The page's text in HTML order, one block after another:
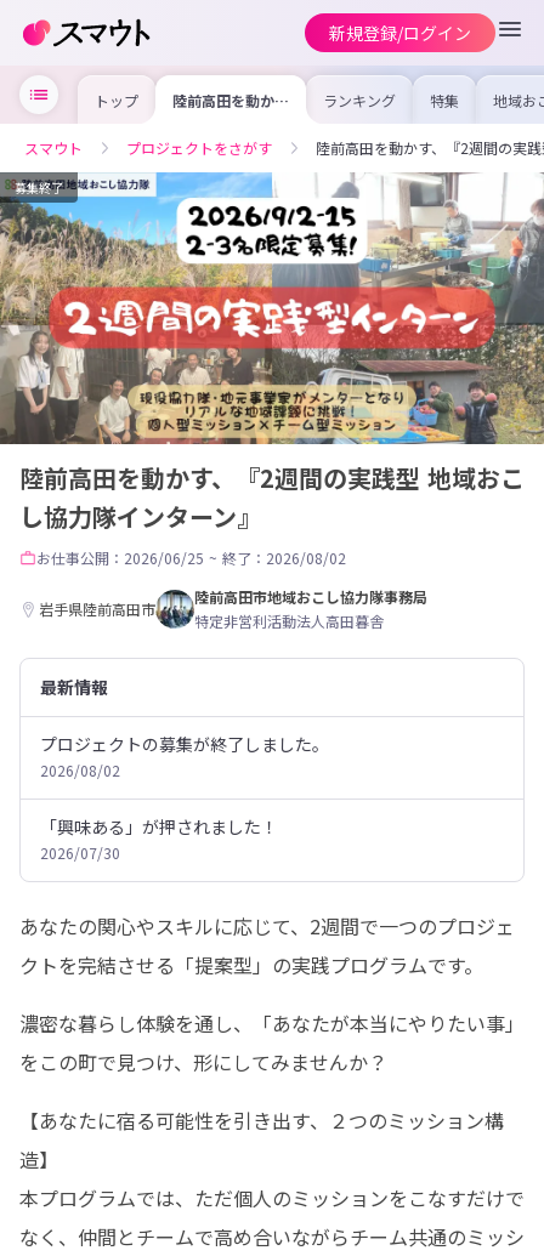
新規登録/ログイン
トップ 陸前高田を動か
す、『2週間の実
協力隊インター
ン』
ランキング 特集 地域お
の求
を集め
事内容
を比較
合っ
けよう
スマウト プロジェクトをさがす 陸前高田を動かす、『2週間の実
募集終了
陸前高田を動かす、『2週間の実践型 地域おこ
し協力隊インターン』
お仕事公開：2026/06/25 ~ 終了：2026/08/02
岩手県陸前高田市
陸前高田市地域おこし協力隊事務局
特定非営利活動法人高田暮舎
最新情報
プロジェクトの募集が終了しました。
2026/08/02
「興味ある」が押されました！
2026/07/30
あなたの関心やスキルに応じて、2週間で一つのプロジェ
クトを完結させる「提案型」の実践プログラムです。
濃密な暮らし体験を通し、「あなたが本当にやりたい事」
をこの町で見つけ、形にしてみませんか？
【あなたに宿る可能性を引き出す、２つのミッション構
造】
本プログラムでは、ただ個人のミッションをこなすだけで
なく、仲間とチームで高め合いながらチーム共通のミッシ